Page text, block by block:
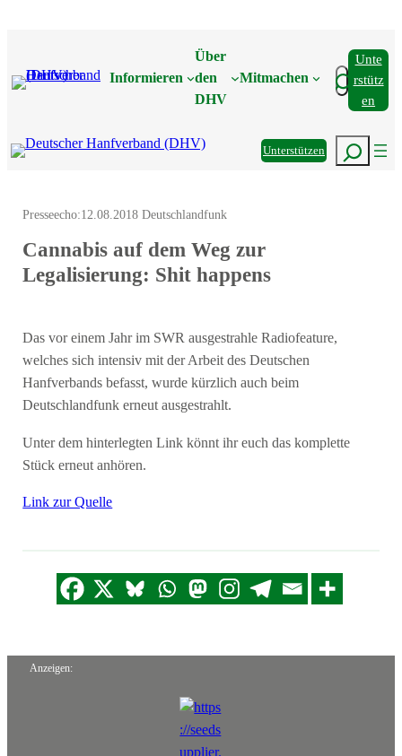
Informieren
Über
den
DHV
Mitmachen Suchen
Unte
Rstütz
En
UnterstützenSuchen
Presseecho:12.08.2018 Deutschlandfunk
Cannabis auf dem Weg zur
Legalisierung: Shit happens
Das vor einem Jahr im SWR ausgestrahle Radiofeature,
welches sich intensiv mit der Arbeit des Deutschen
Hanfverbands befasst, wurde kürzlich auch beim
Deutschlandfunk erneut ausgestrahlt.
Unter dem hinterlegten Link könnt ihr euch das komplette
Stück erneut anhören.
Link zur Quelle
Anzeigen: